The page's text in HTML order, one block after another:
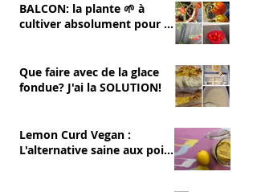
BALCON: la plante 🌱 à
cultiver absolument pour se
Que faire avec de la glace
fondue? J'ai la SOLUTION!
Lemon Curd Vegan :
L'alternative saine aux pois